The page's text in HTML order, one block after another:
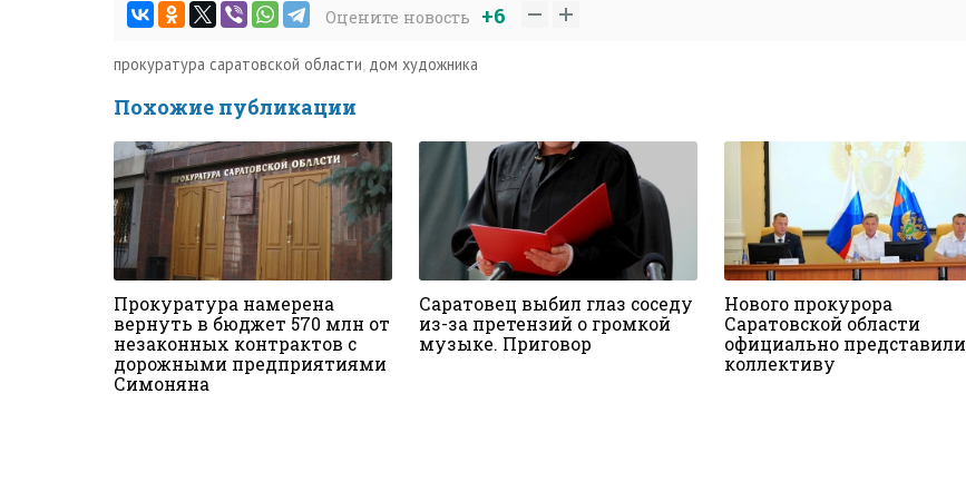
Оцените новость +6
прокуратура саратовской области, дом художника
Похожие публикации
Прокуратура намерена
вернуть в бюджет 570 млн от
незаконных контрактов с
дорожными предприятиями
Симоняна
Саратовец выбил глаз соседу
из-за претензий о громкой
музыке. Приговор
Нового прокурора
Саратовской области
официально представили
коллективу